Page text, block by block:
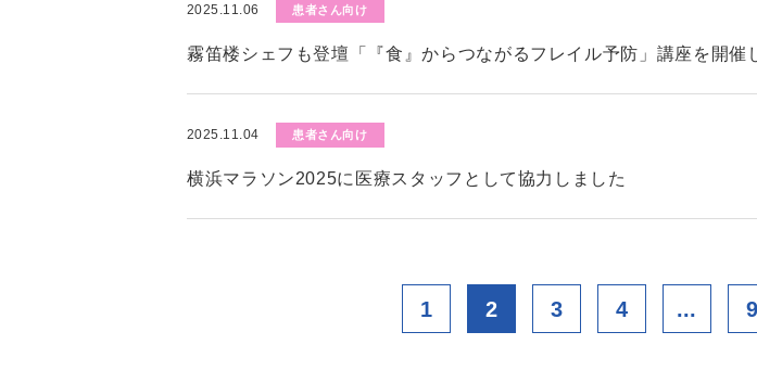
2025.11.06 患者さん向け
霧笛楼シェフも登壇「『食』からつながるフレイル予防」講座を開催
2025.11.04 患者さん向け
横浜マラソン2025に医療スタッフとして協力しました
1 2 3 4 ... 9